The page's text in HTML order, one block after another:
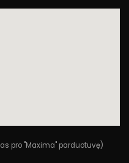
pro "Maxima" parduotuvę)